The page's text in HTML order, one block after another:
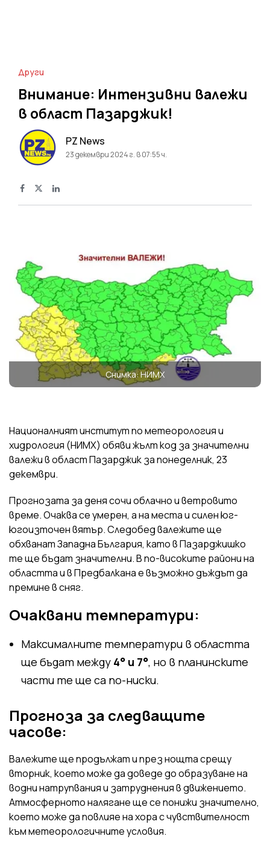
Други
Внимание: Интензивни валежи
в област Пазарджик!
PZ News
23 декември 2024 г. в 07:55 ч.
Снимка: НИМХ
Националният институт по метеорология и
хидрология (НИМХ) обяви жълт код за значителни
валежи в област Пазарджик за понеделник, 23
декември.
Прогнозата за деня сочи облачно и ветровито
време. Очаква се умерен, а на места и силен юг-
югоизточен вятър. Следобед валежите ще
обхванат Западна България, като в Пазарджишко
те ще бъдат значителни. В по-високите райони на
областта и в Предбалкана е възможно дъждът да
премине в сняг.
Очаквани температури:
Максималните температури в областта
ще бъдат между 4° и 7°, но в планинските
части те ще са по-ниски.
Прогноза за следващите
часове:
Валежите ще продължат и през нощта срещу
вторник, което може да доведе до образуване на
водни натрупвания и затруднения в движението.
Атмосферното налягане ще се понижи значително,
което може да повлияе на хора с чувствителност
към метеорологичните условия.